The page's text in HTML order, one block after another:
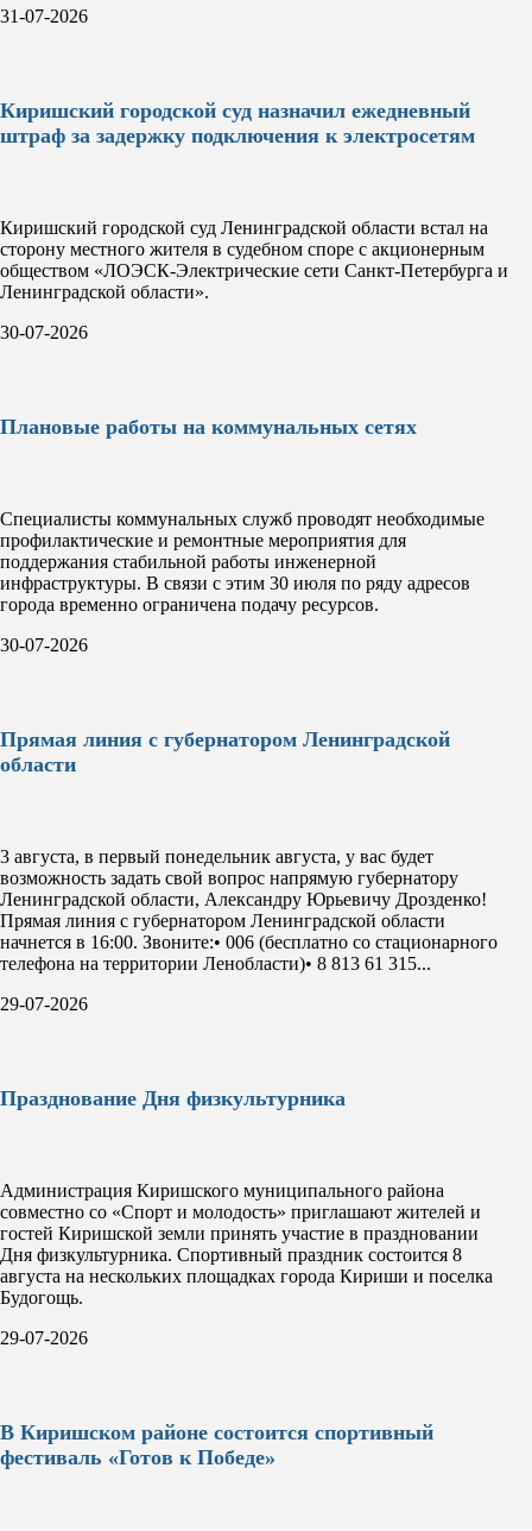
31-07-2026
Киришский городской суд назначил ежедневный
штраф за задержку подключения к электросетям
Киришский городской суд Ленинградской области встал на
сторону местного жителя в судебном споре с акционерным
обществом «ЛОЭСК-Электрические сети Санкт-Петербурга и
Ленинградской области».
30-07-2026
Плановые работы на коммунальных сетях
Специалисты коммунальных служб проводят необходимые
профилактические и ремонтные мероприятия для
поддержания стабильной работы инженерной
инфраструктуры. В связи с этим 30 июля по ряду адресов
города временно ограничена подачу ресурсов.
30-07-2026
Прямая линия с губернатором Ленинградской
области
3 августа, в первый понедельник августа, у вас будет
возможность задать свой вопрос напрямую губернатору
Ленинградской области, Александру Юрьевичу Дрозденко!
Прямая линия с губернатором Ленинградской области
начнется в 16:00. Звоните:• 006 (бесплатно со стационарного
телефона на территории Ленобласти)• 8 813 61 315...
29-07-2026
Празднование Дня физкультурника
Администрация Киришского муниципального района
совместно со «Спорт и молодость» приглашают жителей и
гостей Киришской земли принять участие в праздновании
Дня физкультурника. Спортивный праздник состоится 8
августа на нескольких площадках города Кириши и поселка
Будогощь.
29-07-2026
В Киришском районе состоится спортивный
фестиваль «Готов к Победе»